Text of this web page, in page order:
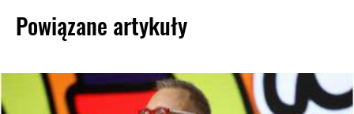
Powiązane artykuły